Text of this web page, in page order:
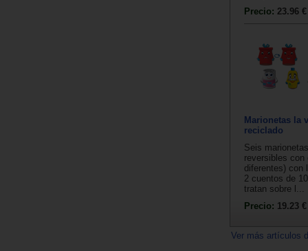
Precio: 23.96 €
Marionetas la
reciclado
Seis
reversibles con
diferentes) con
2 cuentos de
tratan sobre l...
Precio: 19.23 €
Ver más artículos